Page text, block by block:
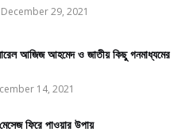
December 29, 2021
আজিজ আহমেদ ও জাতীয় কিছু গনমাধ্যমের
14, 2021
ফিরে পাওয়ার উপায়